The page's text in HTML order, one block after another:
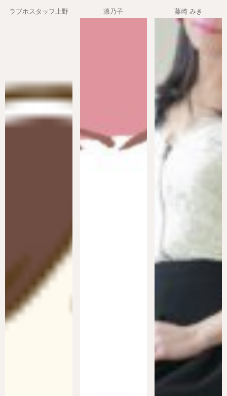
ラブホスタッフ上野 凛乃子 藤崎 みき